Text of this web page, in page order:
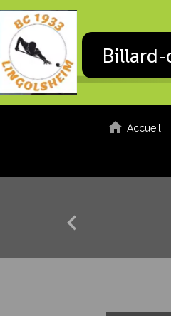
Billard-
Accueil